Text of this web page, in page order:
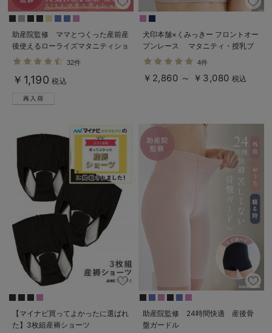
ハレの日に着るANGELIEBEのセレモニー
買って正解！高評価レビューアイテム
親子コーデ｜ママとベビーにおすすめ！
便利な育児家電
Gift Selection 出産祝い
ロンパースはいつからいつまで使う？選ぶポイントも解説！
保育園・入園準備特集
ファルスカ
デロンギ
入院準備の持ち物チェック
助産院監修 ママとつくった産前産
後使えるローライズマタニティショ
ーツ
32件
￥1,190 税込
犬印本舗×くみっきー フロントオー
プンレース マタニティ・授乳ブ
ラ
4件
￥2,860 ～ ￥3,080 税込
【マイナビ買ってよかったに選ばれ
た】3枚組産褥ショーツ
助産院監修 24時間快適 産後骨
盤ガードル